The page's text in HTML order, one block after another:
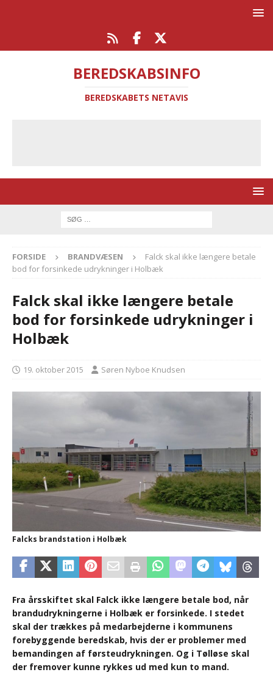
BEREDSKABSINFO
BEREDSKABETS NETAVIS
FORSIDE BRANDVÆSEN
Falck skal ikke længere betale
bod for forsinkede udrykninger i Holbæk
Falck skal ikke længere betale
bod for forsinkede udrykninger i
Holbæk
19. oktober 2015 Søren Nyboe Knudsen
Falcks brandstation i Holbæk
Fra årsskiftet skal Falck ikke længere betale bod, når
brandudrykningerne i Holbæk er forsinkede. I stedet
skal der trækkes på medarbejderne i kommunens
forebyggende beredskab, hvis der er problemer med
bemandingen af førsteudrykningen. Og i Tølløse skal
der fremover kunne rykkes ud med kun to mand.